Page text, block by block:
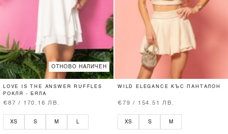
ОТНОВО НАЛИЧЕН
LOVE IS THE ANSWER RUFFLES
РОКЛЯ - БЯЛА
€87 / 170.16 ЛВ.
XS S M
WILD ELEGANCE КЪС ПАНТАЛОН
€79 / 154.51 ЛВ.
XS S M